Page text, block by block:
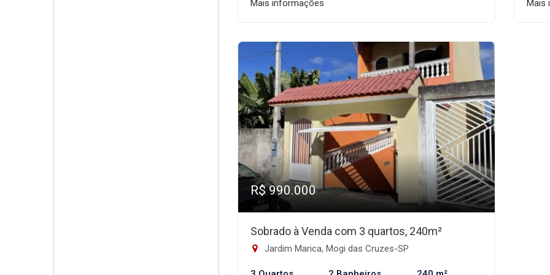
Mais informações Mais
R$ 990.000
Sobrado à Venda com 3 quartos, 240m²
Jardim Marica, Mogi das Cruzes-SP